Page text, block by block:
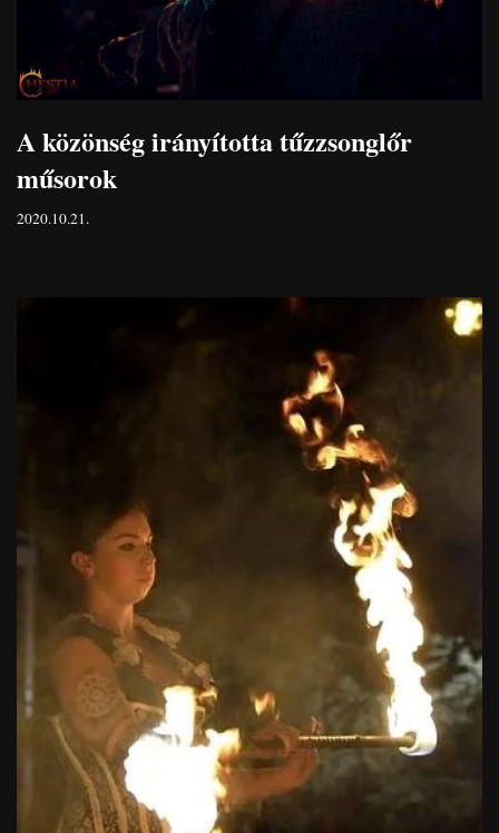
A közönség irányította tűzzsonglőr
műsorok
2020.10.21.